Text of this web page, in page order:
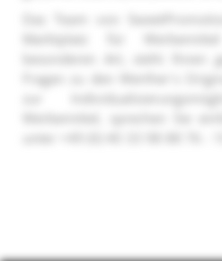
Das Team von
Marktplatz für
besonderen Art, steht Ihnen
Fragen zu den Werther´s
zur
Werbemittel, sprechen Sie